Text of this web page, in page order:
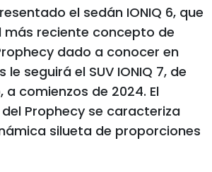
el sedán IONIQ 6, que
más reciente concepto de
dado a conocer en
seguirá el SUV IONIQ 7, de
comienzos de 2024. El
Prophecy se caracteriza
silueta de proporciones